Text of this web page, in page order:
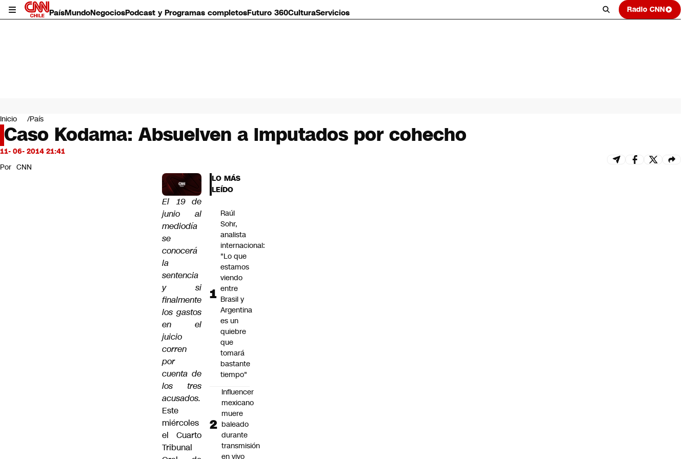
PaísMundoNegociosPodcast y Programas completosFuturo 360CulturaServicios Radio CNN
Mundo
Negocios
Deportes
Programas completos
Servicios
Inicio País
Caso Kodama: Absuelven a imputados por cohecho
11- 06- 2014 21:41
Por CNN
El 19 de
junio al
mediodía
se
conocerá
la
sentencia
y si
finalmente
los gastos
en el
juicio
corren
por
cuenta de
los tres
acusados.
Este
miércoles
el Cuarto
Tribunal
LO MÁS
LEÍDO
Raúl
Sohr,
analista
internacional:
"Lo que
estamos
viendo
entre
Brasil y
Argentina
es un
quiebre
que
tomará
bastante
tiempo"
Influencer
mexicano
muere
baleado
durante
transmisión
en vivo